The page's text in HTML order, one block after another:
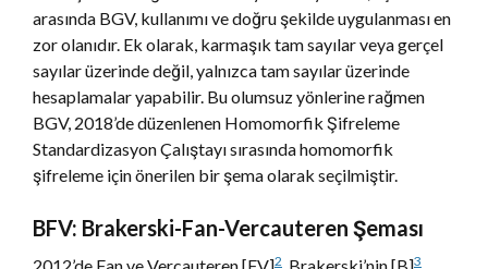
arasında BGV, kullanımı ve doğru şekilde uygulanması en
zor olanıdır. Ek olarak, karmaşık tam sayılar veya gerçel
sayılar üzerinde değil, yalnızca tam sayılar üzerinde
hesaplamalar yapabilir. Bu olumsuz yönlerine rağmen
BGV, 2018’de düzenlenen Homomorfik Şifreleme
Standardizasyon Çalıştayı sırasında homomorfik
şifreleme için önerilen bir şema olarak seçilmiştir.
BFV: Brakerski-Fan-Vercauteren Şeması
2 3